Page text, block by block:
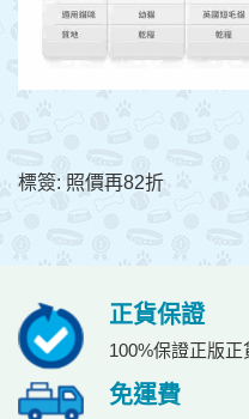
標簽: 照價再82折
正貨保證
100%保證正版正
免運費